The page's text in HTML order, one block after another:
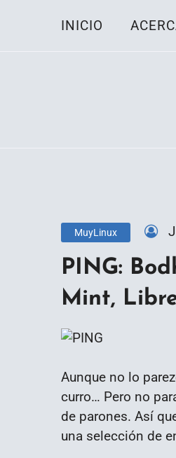
INICIO
MuyLinux
PING:
Mint,
Aunque no lo
curro… Pero no
de parones. Así
una selección de